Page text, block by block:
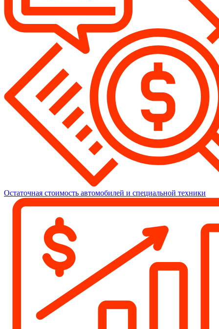
Остаточная стоимость автомобилей и специальной техники